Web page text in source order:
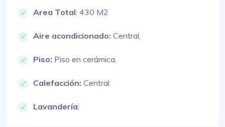
Area Total: 430 M2
Aire acondicionado: Central,
Piso: Piso en cerámica,
Calefacción: Central
Lavandería: